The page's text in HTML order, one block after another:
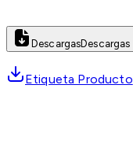
DescargasDescargas
Etiqueta Producto